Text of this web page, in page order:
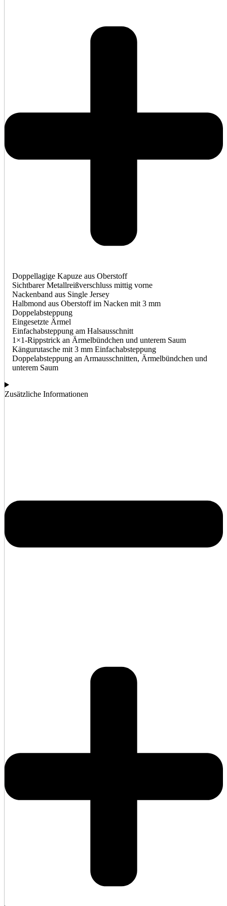
Doppellagige Kapuze aus Oberstoff
Sichtbarer Metallreißverschluss mittig vorne
Nackenband aus Single Jersey
Halbmond aus Oberstoff im Nacken mit 3 mm
Doppelabsteppung
Eingesetzte Ärmel
Einfachabsteppung am Halsausschnitt
1×1-Rippstrick an Ärmelbündchen und unterem Saum
Kängurutasche mit 3 mm Einfachabsteppung
Doppelabsteppung an Armausschnitten, Ärmelbündchen und
unterem Saum
Zusätzliche Informationen